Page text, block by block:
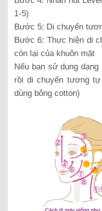
1-5)
Bước 5: Di chuyển
Bước 6: Thực hiện di
còn lại của khuôn mặt
Nếu bạn sử dụng
rồi di chuyển tương
dùng bông cotton)